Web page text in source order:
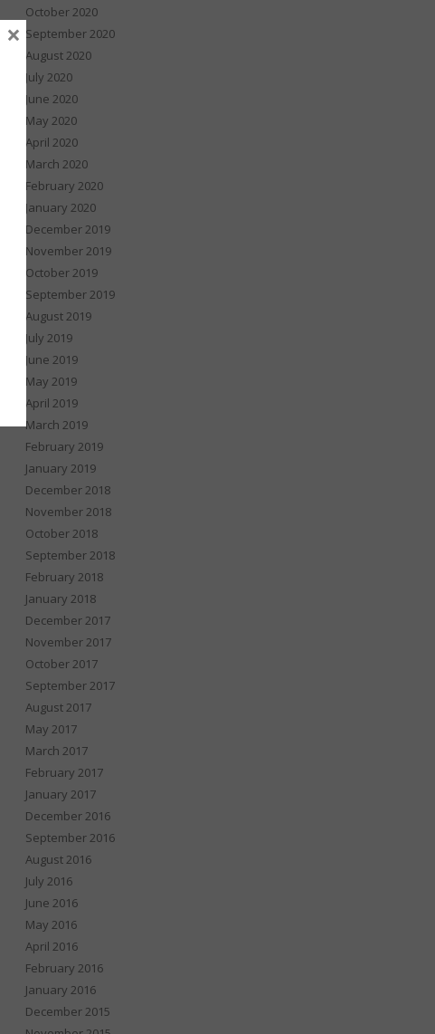
October 2020
September 2020
August 2020
July 2020
June 2020
May 2020
April 2020
March 2020
February 2020
January 2020
December 2019
November 2019
October 2019
September 2019
August 2019
July 2019
June 2019
May 2019
April 2019
March 2019
February 2019
January 2019
December 2018
November 2018
October 2018
September 2018
February 2018
January 2018
December 2017
November 2017
October 2017
September 2017
August 2017
May 2017
March 2017
February 2017
January 2017
December 2016
September 2016
August 2016
July 2016
June 2016
May 2016
April 2016
February 2016
January 2016
December 2015
×